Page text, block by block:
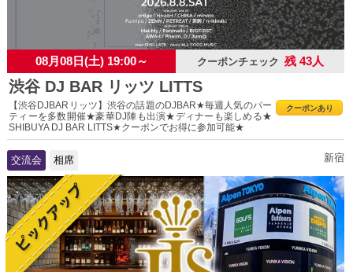
08月08日(土) 19:00～ クーポンチェック 残 43人
渋谷 DJ BAR リッツ LITTS
クーポンあり
【渋谷DJBARリッツ】渋谷の話題のDJBAR★毎週人気のパー
ティーを多数開催★豪華DJ陣も出演★ディナーも楽しめる★
SHIBUYA DJ BAR LITTS★クーポンでお得に参加可能★
交流会 相席 新宿